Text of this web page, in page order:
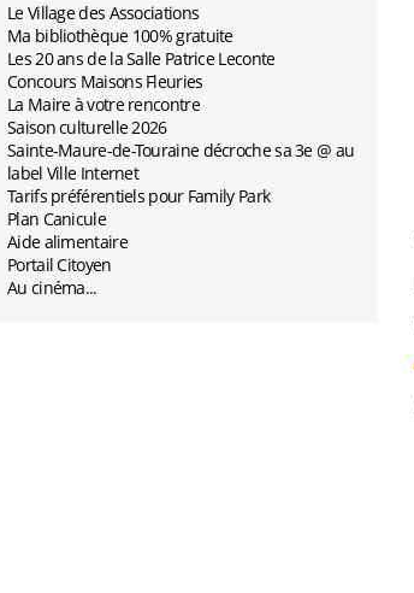
Le Village des Associations
Ma bibliothèque 100% gratuite
Les 20 ans de la Salle Patrice Leconte
Concours Maisons Fleuries
La Maire à votre rencontre
Saison culturelle 2026
Sainte-Maure-de-Touraine décroche sa 3e @ au
label Ville Internet
Tarifs préférentiels pour Family Park
Plan Canicule
Aide alimentaire
Portail Citoyen
Au cinéma...